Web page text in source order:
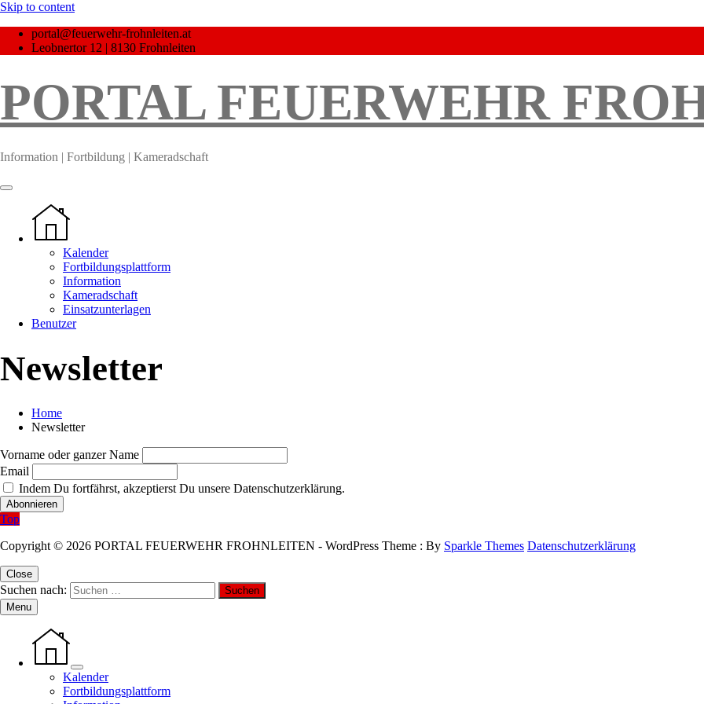
Skip to content
portal@feuerwehr-frohnleiten.at
Leobnertor 12 | 8130 Frohnleiten
PORTAL FEUERWEHR
Information | Fortbildung | Kameradschaft
Kalender
Fortbildungsplattform
Information
Kameradschaft
Einsatzunterlagen
Benutzer
Newsletter
Home
Newsletter
Vorname oder ganzer Name
Email
Indem Du fortfährst, akzeptierst Du unsere Datenschutzerklärung.
Top
Copyright © 2026 PORTAL FEUERWEHR FROHNLEITEN - WordPress Theme : By Sparkle Themes Datenschutzerklärung
Close
Suchen nach:
Menu
Kalender
Fortbildungsplattform